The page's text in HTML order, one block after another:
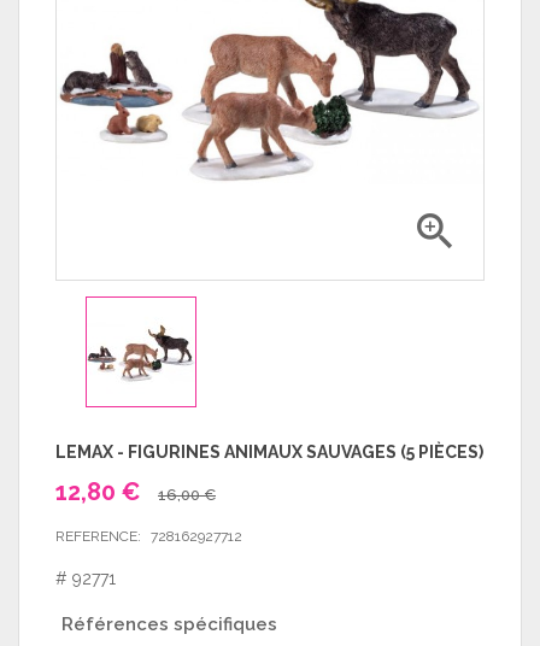

LEMAX - FIGURINES ANIMAUX SAUVAGES (5 PIÈCES)
12,80 € 16,00 €
REFERENCE: 728162927712
# 92771
Références spécifiques